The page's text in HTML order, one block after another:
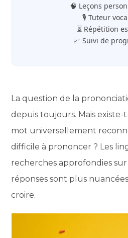
🧠 Leçons
🎙️ Tuteur
⏳ Répétition
📈 Suivi de
La question de la
depuis toujours. Mais
mot universellement
difficile à prononcer ? Les
recherches approfondies
réponses sont plus
croire.